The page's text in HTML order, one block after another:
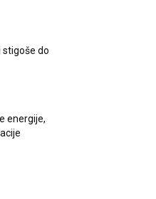
stigoše do
energije,